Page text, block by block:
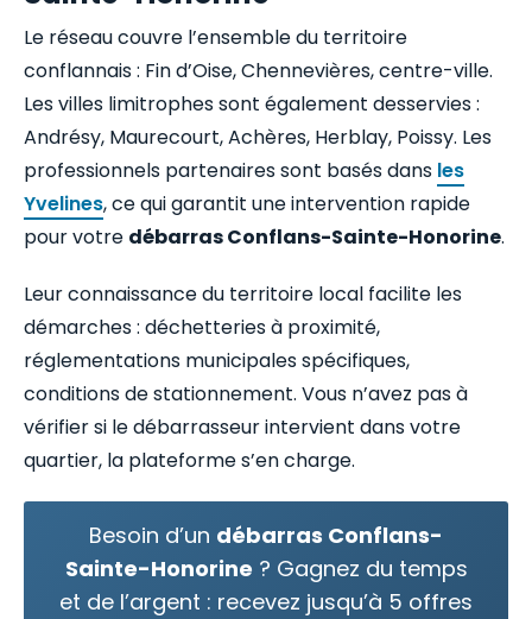
Le réseau couvre l’ensemble du territoire
conflannais : Fin d’Oise, Chennevières, centre-ville.
Les villes limitrophes sont également desservies :
Andrésy, Maurecourt, Achères, Herblay, Poissy. Les
professionnels partenaires sont basés dans les
Yvelines, ce qui garantit une intervention rapide
pour votre débarras Conflans-Sainte-Honorine.
Leur connaissance du territoire local facilite les
démarches : déchetteries à proximité,
réglementations municipales spécifiques,
conditions de stationnement. Vous n’avez pas à
vérifier si le débarrasseur intervient dans votre
quartier, la plateforme s’en charge.
Besoin d’un débarras Conflans-
Sainte-Honorine ? Gagnez du temps
et de l’argent : recevez jusqu’à 5 offres